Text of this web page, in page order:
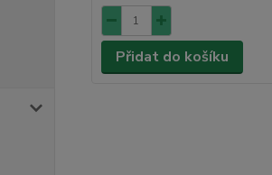
Přidat do košíku